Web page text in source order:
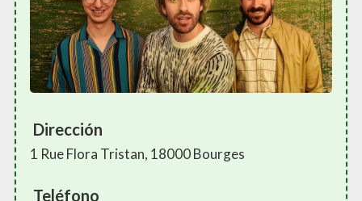
Dirección
1 Rue Flora Tristan, 18000 Bourges
Teléfono